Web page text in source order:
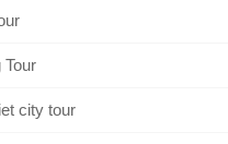
Tour
city tour